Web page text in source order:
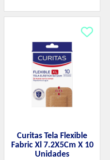
Curitas Tela Flexible
Fabric Xl 7.2X5Cm X 10
Unidades